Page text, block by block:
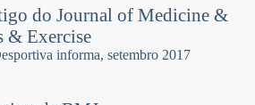
do Journal of Medicine &
& Exercise
informa, setembro 2017